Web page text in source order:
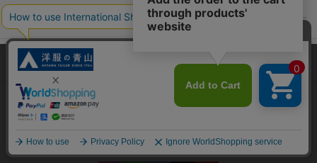
ポリシー・企業情報
オーダースーツなら SHITATE
OFFICIAL SNS
当サイトでは、快適な閲覧体験とコンテンツ改善のためにCookieを使用
しています。閲覧を続けることで、Cookieの使用に同意したものとみな
します。詳細については
同意して閉じる